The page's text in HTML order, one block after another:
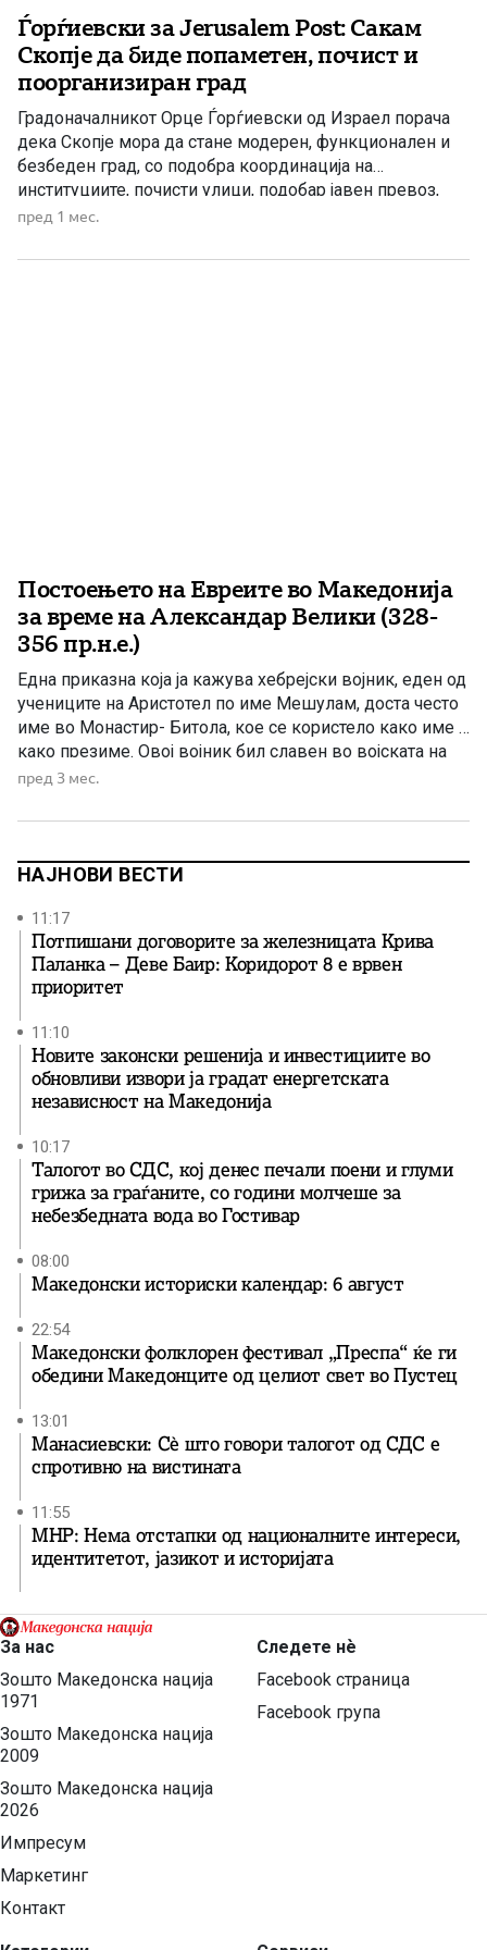
Ѓорѓиевски за Jerusalem Post: Сакам
Скопје да биде попаметен, почист и
поорганизиран град
Градоначалникот Орце Ѓорѓиевски од Израел порача
дека Скопје мора да стане модерен, функционален и
безбеден град, со подобра координација на
институциите, почисти улици, подобар јавен превоз,
повеќе зеленило и конкретни решенија што граѓаните
Градоначалникот на Скопје, Орце Ѓорѓиевски, во
пред 1 мес.
Постоењето на Евреите во Македонија
за време на Александар Велики (328-
356 пр.н.е.)
Една приказна која ја кажува хебрејски војник, еден од
учениците на Аристотел по име Мешулам, доста често
име во Монастир- Битола, кое се користело како име и
како презиме. Овој војник бил славен во војската на
Александар Македонски поради неговата вештина да
неговиот вод застанале да го […]
пред 3 мес.
НАЈНОВИ ВЕСТИ
11:17
Потпишани договорите за железницата Крива
Паланка – Деве Баир: Коридорот 8 е врвен
приоритет
11:10
Новите законски решенија и инвестициите во
обновливи извори ја градат енергетската
независност на Македонија
10:17
Талогот во СДС, кој денес печали поени и глуми
грижа за граѓаните, со години молчеше за
небезбедната вода во Гостивар
08:00
Македонски историски календар: 6 август
22:54
Македонски фолклорен фестивал „Преспа“ ќе ги
обедини Македонците од целиот свет во Пустец
13:01
Манасиевски: Сè што говори талогот од СДС е
спротивно на вистината
11:55
МНР: Нема отстапки од националните интереси,
идентитетот, јазикот и историјата
За нас
Зошто Македонска нација
1971
Зошто Македонска нација
2009
Зошто Македонска нација
2026
Импресум
Маркетинг
Контакт
Следете нѐ
Facebook страница
Facebook група